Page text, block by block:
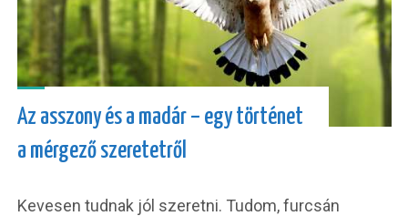
Az asszony és a madár – egy történet
a mérgező szeretetről
Kevesen tudnak jól szeretni. Tudom, furcsán